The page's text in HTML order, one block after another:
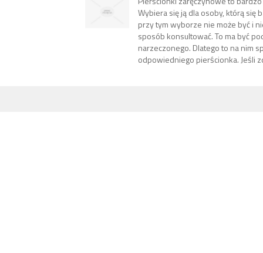
Wybiera się ją dla osoby, którą się
przy tym wyborze nie może być i
sposób konsultować. To ma być
narzeczonego. Dlatego to na nim
odpowiedniego pierścionka. Jeśli